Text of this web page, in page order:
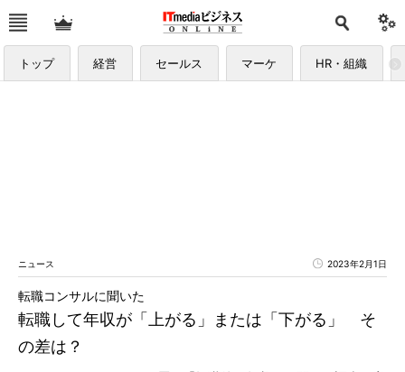
トップ 経営 セールス マーケ HR・組織
ニュース 2023年2月1日
転職して年収が「上がる」または「下がる」 そ
の差は？
転職コンサルに聞いた